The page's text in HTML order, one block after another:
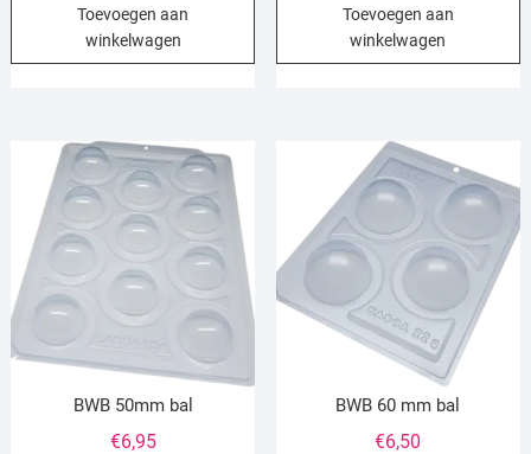
was:
is:
Toevoegen aan
winkelwagen
was:
is:
Toevoegen aan
winkelwagen
BWB 50mm bal
€6,95
BWB 60 mm bal
€6,50